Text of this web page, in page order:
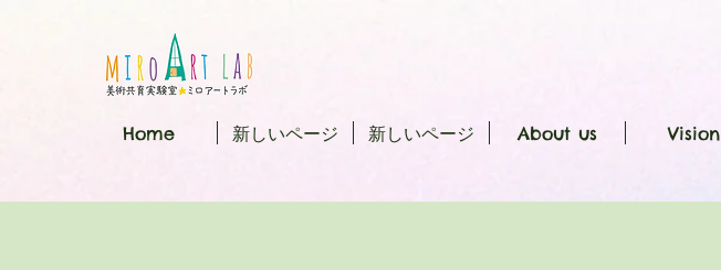
Home 新しいページ 新しいページ About us Vision